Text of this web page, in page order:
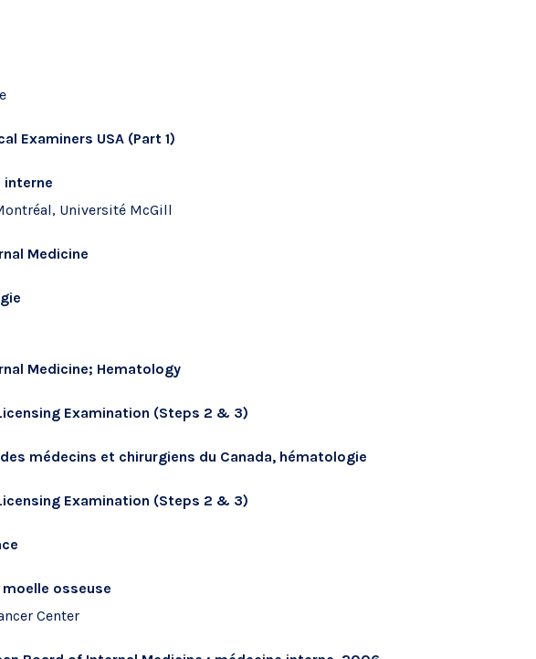
Examiners USA (Part 1)
interne
Université McGill
Medicine
Medicine; Hematology
Examination (Steps 2 & 3)
médecins et chirurgiens du Canada, hématologie
Examination (Steps 2 & 3)
osseuse
Center